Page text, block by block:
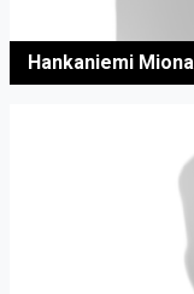
Hankaniemi Miona